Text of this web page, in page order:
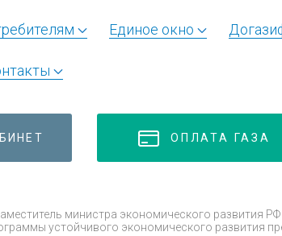
Единое окно
ОПЛАТА ГАЗА
министра экономического развития
устойчивого экономического развития